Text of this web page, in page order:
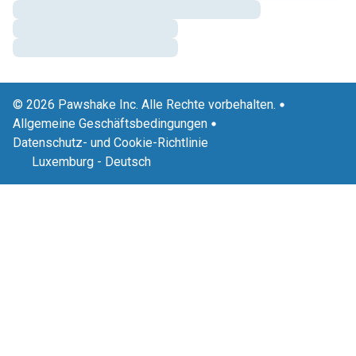
© 2026 Pawshake Inc. Alle Rechte vorbehalten.
Allgemeine Geschäftsbedingungen
Datenschutz- und Cookie-Richtlinie
Luxemburg - Deutsch